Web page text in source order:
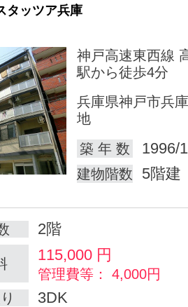
タッツア兵庫
神戸高速東西線
駅から徒歩4分
兵庫県神戸市兵
地
築 年 数
1996/
建物階数 5階建
2階
115,000 円
管理費等： 4,000円
3DK